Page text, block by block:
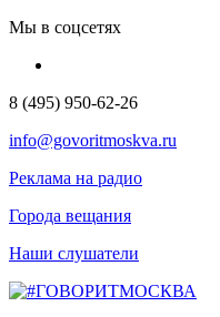
Мы в соцсетях
8 (495) 950-62-26
info@govoritmoskva.ru
Реклама на радио
Города вещания
Наши слушатели